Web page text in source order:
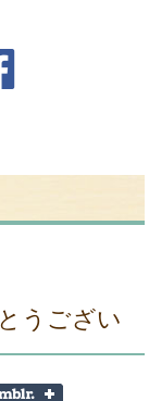
うござい